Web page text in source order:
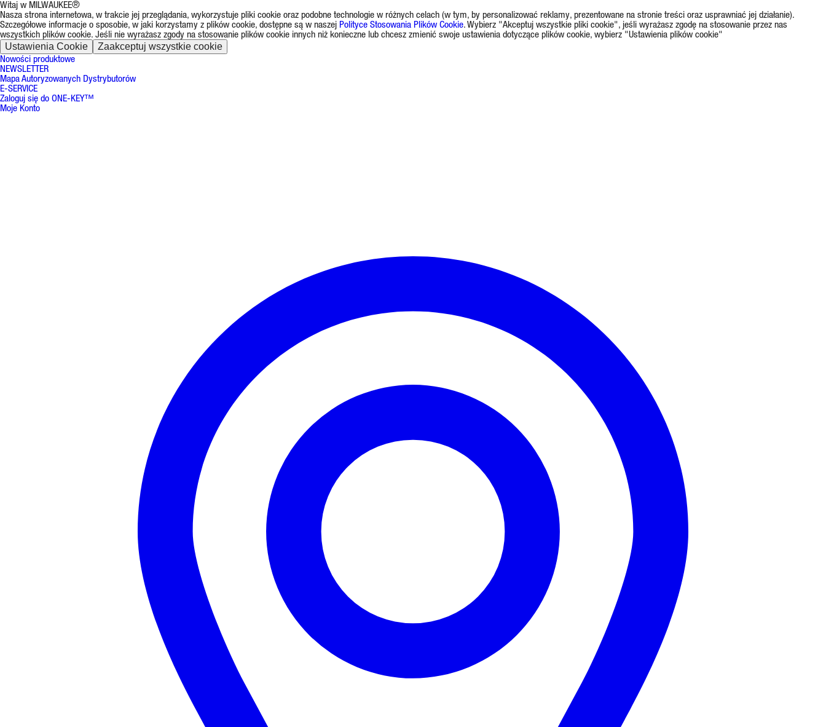
Witaj w MILWAUKEE®
Nasza strona internetowa, w trakcie jej przeglądania, wykorzystuje pliki cookie oraz podobne technologie w różnych celach (w tym, by personalizować reklamy, prezentowane na stronie treści oraz usprawniać jej działanie).
Szczegółowe informacje o sposobie, w jaki korzystamy z plików cookie, dostępne są w naszej Polityce Stosowania Plików Cookie. Wybierz "Akceptuj wszystkie pliki cookie", jeśli wyrażasz zgodę na stosowanie przez nas
wszystkich plików cookie. Jeśli nie wyrażasz zgody na stosowanie plików cookie innych niż konieczne lub chcesz zmienić swoje ustawienia dotyczące plików cookie, wybierz "Ustawienia plików cookie"
Ustawienia Cookie Zaakceptuj wszystkie cookie
Nowości produktowe
NEWSLETTER
Mapa Autoryzowanych Dystrybutorów
E-SERVICE
Zaloguj się do ONE-KEY™
Moje Konto